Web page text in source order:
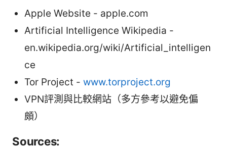
Apple Website - apple.com
Artificial Intelligence Wikipedia -
en.wikipedia.org/wiki/Artificial_intelligen
ce
Tor Project - www.torproject.org
VPN評測與比較網站（多方參考以避免偏
頗）
Sources: